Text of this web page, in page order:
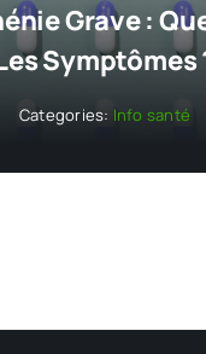
Grave :
Symptômes
Categories: Info santé